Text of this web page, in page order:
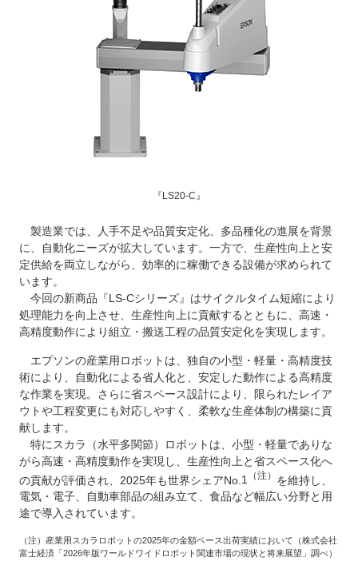
『LS20-C』
製造業では、人手不足や品質安定化、多品種化の進展を背景
に、自動化ニーズが拡大しています。一方で、生産性向上と安
定供給を両立しながら、効率的に稼働できる設備が求められて
います。
今回の新商品『LS-Cシリーズ』はサイクルタイム短縮により
処理能力を向上させ、生産性向上に貢献するとともに、高速・
高精度動作により組立・搬送工程の品質安定化を実現します。
エプソンの産業用ロボットは、独自の小型・軽量・高精度技
術により、自動化による省人化と、安定した動作による高精度
な作業を実現。さらに省スペース設計により、限られたレイア
ウトや工程変更にも対応しやすく、柔軟な生産体制の構築に貢
献します。
特にスカラ（水平多関節）ロボットは、小型・軽量でありな
がら高速・高精度動作を実現し、生産性向上と省スペース化へ
の貢献が評価され、2025年も世界シェアNo. 1 （注） を維持し、
電気・電子、自動車部品の組み立て、食品など幅広い分野と用
途で導入されています。
（注）産業用スカラロボットの2025年の金額ベース出荷実績において（株式会社
富士経済「2026年版ワールドワイドロボット関連市場の現状と将来展望」調べ）